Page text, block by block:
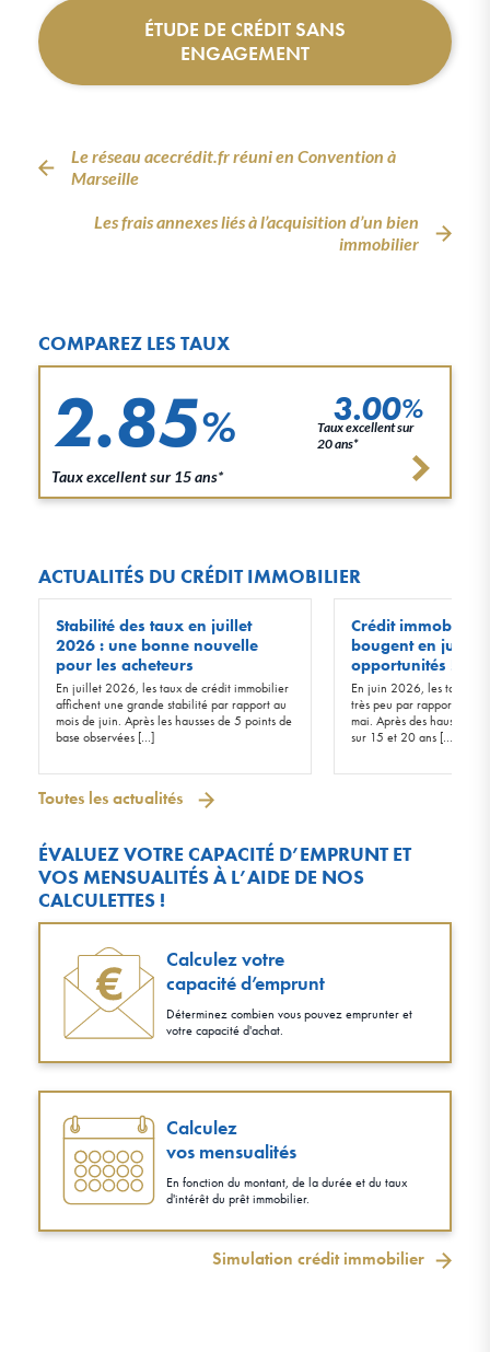
ÉTUDE DE CRÉDIT SANS
ENGAGEMENT
Le réseau acecrédit.fr réuni en Convention à
Marseille
Les frais annexes liés à l’acquisition d’un bien
immobilier
COMPAREZ LES TAUX
2.85%
Taux excellent sur 15 ans*
3.00%
Taux excellent sur
20 ans*
ACTUALITÉS DU CRÉDIT IMMOBILIER
Stabilité des taux en juillet
2026 : une bonne nouvelle
pour les acheteurs
En juillet 2026, les taux de crédit immobilier
affichent une grande stabilité par rapport au
mois de juin. Après les hausses de 5 points de
base observées […]
Crédit immobilier
bougent en juin
opportunités !
En juin 2026, les taux
très peu par rapport à
mai. Après des hausses
sur 15 et 20 ans […]
Toutes les actualités
ÉVALUEZ VOTRE CAPACITÉ D’EMPRUNT ET
VOS MENSUALITÉS À L’AIDE DE NOS
CALCULETTES !
Calculez votre
capacité d’emprunt
Déterminez combien vous pouvez emprunter et
votre capacité d'achat.
Calculez
vos mensualités
En fonction du montant, de la durée et du taux
d'intérêt du prêt immobilier.
Simulation crédit immobilier